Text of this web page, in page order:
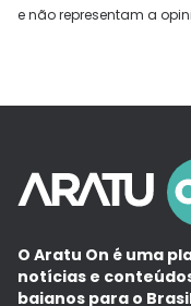
e não representam a
O Aratu On é uma
notícias e
baianos para o